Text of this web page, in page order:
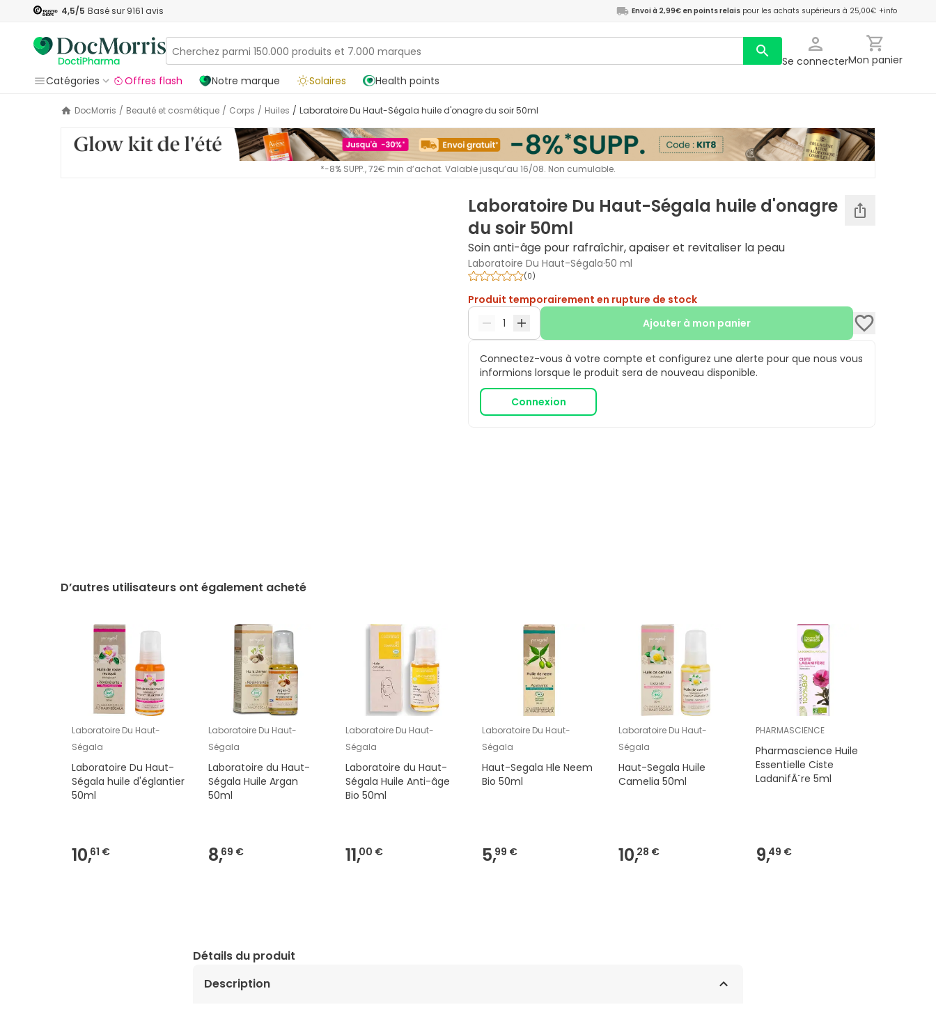
4,5/5 Basé sur 9161 avis Envoi à 2,99€ en points relais pour les achats supérieurs à 25,00€ +info
Se connecterMon panier
Catégories
Offres flash Notre marque Solaires Health points
DocMorris / Beauté et cosmétique / Corps / Huiles / Laboratoire Du Haut-Ségala huile d'onagre du soir 50ml
*-8% SUPP., 72€ min d’achat. Valable jusqu’au 16/08. Non cumulable.
Laboratoire Du Haut-Ségala huile d'onagre
du soir 50ml
Soin anti-âge pour rafraîchir, apaiser et revitaliser la peau
Laboratoire Du Haut-Ségala·50 ml
(0)
Produit temporairement en rupture de stock
Ajouter à mon panier
Connectez-vous à votre compte et configurez une alerte pour que nous vous
informions lorsque le produit sera de nouveau disponible.
Connexion
D’autres utilisateurs ont également acheté
Laboratoire Du Haut-
Ségala
Laboratoire Du Haut-
Ségala huile d'églantier
50ml
10,61 €
Laboratoire Du Haut-
Ségala
Laboratoire du Haut-
Ségala Huile Argan
50ml
8,69 €
Laboratoire Du Haut-
Ségala
Laboratoire du Haut-
Ségala Huile Anti-âge
Bio 50ml
11,00 €
Laboratoire Du Haut-
Ségala
Haut-Segala Hle Neem
Bio 50ml
5,99 €
Laboratoire Du Haut-
Ségala
Haut-Segala Huile
Camelia 50ml
10,28 €
PHARMASCIENCE
Pharmascience Huile
Essentielle Ciste
LadanifÃ¨re 5ml
9,49 €
Détails du produit
Description